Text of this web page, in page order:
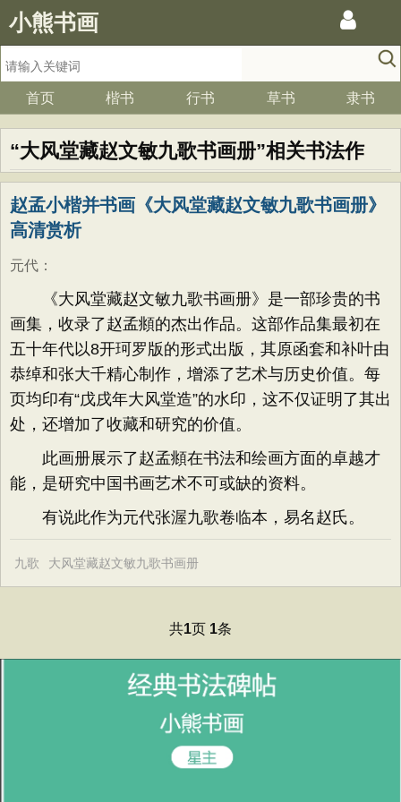
小熊书画
首页 楷书 行书 草书 隶书
“大风堂藏赵文敏九歌书画册”相关书法作
品、字帖
赵孟小楷并书画《大风堂藏赵文敏九歌书画册》
高清赏析
元代 ：
《大风堂藏赵文敏九歌书画册》是一部珍贵的书
画集，收录了赵孟頫的杰出作品。这部作品集最初在
五十年代以8开珂罗版的形式出版，其原函套和补叶由
恭绰和张大千精心制作，增添了艺术与历史价值。每
页均印有“戊戌年大风堂造”的水印，这不仅证明了其出
处，还增加了收藏和研究的价值。
此画册展示了赵孟頫在书法和绘画方面的卓越才
能，是研究中国书画艺术不可或缺的资料。
有说此作为元代张渥九歌卷临本，易名赵氏。
九歌 大风堂藏赵文敏九歌书画册
共1页 1条